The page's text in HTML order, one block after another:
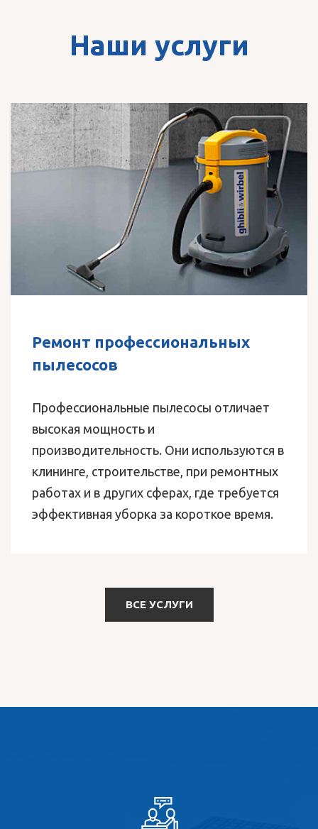
Наши услуги
Ремонт профессиональных
пылесосов
Профессиональные пылесосы отличает
высокая мощность и
производительность. Они используются в
клининге, строительстве, при ремонтных
работах и в других сферах, где требуется
эффективная уборка за короткое время.
ВСЕ УСЛУГИ